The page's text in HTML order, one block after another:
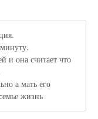
и она считает что
а мать его
жизнь